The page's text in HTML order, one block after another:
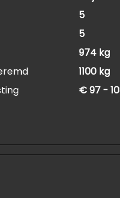
5
5
974 kg
1100 kg
€ 97 -